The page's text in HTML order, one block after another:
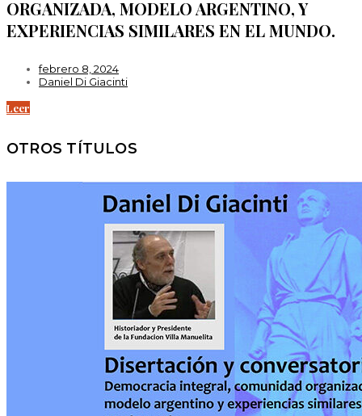
ORGANIZADA, MODELO ARGENTINO, Y
EXPERIENCIAS SIMILARES EN EL MUNDO.
febrero 8, 2024
Daniel Di Giacinti
Leer
OTROS TÍTULOS